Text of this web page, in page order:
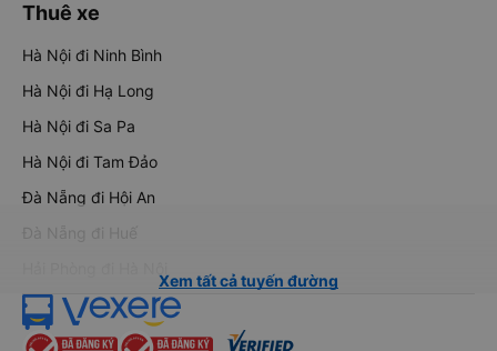
Thuê xe
Hà Nội đi Ninh Bình
Hà Nội đi Hạ Long
Hà Nội đi Sa Pa
Hà Nội đi Tam Đảo
Đà Nẵng đi Hội An
Đà Nẵng đi Huế
Xem tất cả tuyến đường